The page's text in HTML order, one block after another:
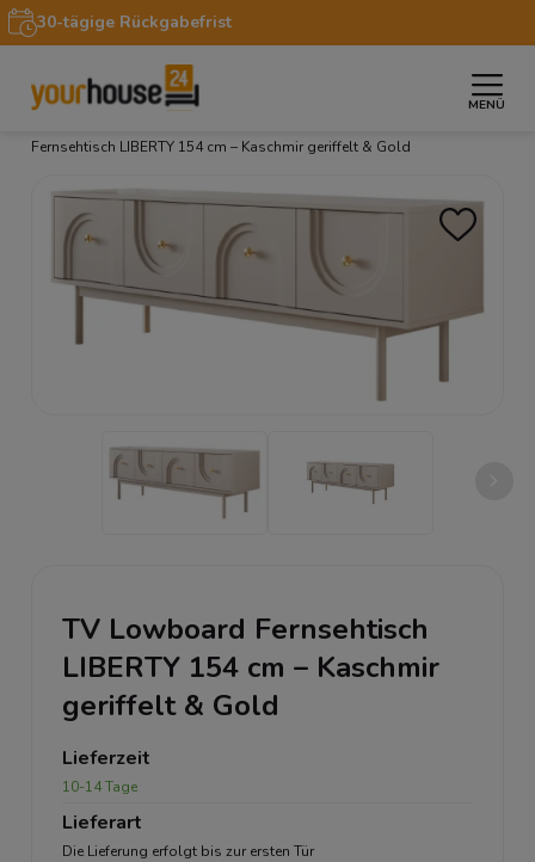
30-tägige Rückgabefrist
MENÜ
Startseite » Möbel
TV Lowboard
Fernsehtisch LIBERTY 154 cm – Kaschmir geriffelt & Gold
TV Lowboard Fernsehtisch
LIBERTY 154 cm – Kaschmir
geriffelt & Gold
Lieferzeit
10-14 Tage
Lieferart
Die Lieferung erfolgt bis zur ersten Tür